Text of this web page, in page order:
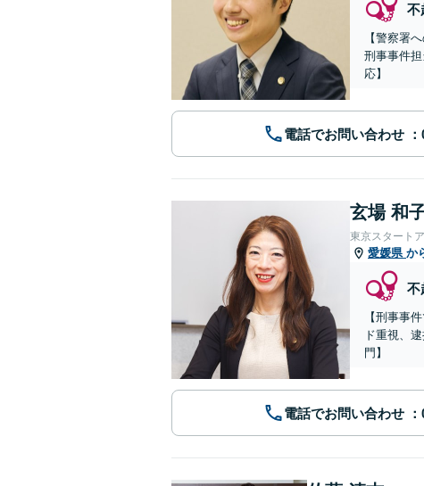
不
【警察署
刑事事件
応】
電話でお問い合わせ
玄場 和
東京スタート
愛媛県 か
不
【刑事事
ド重視、
門】
電話でお問い合わせ